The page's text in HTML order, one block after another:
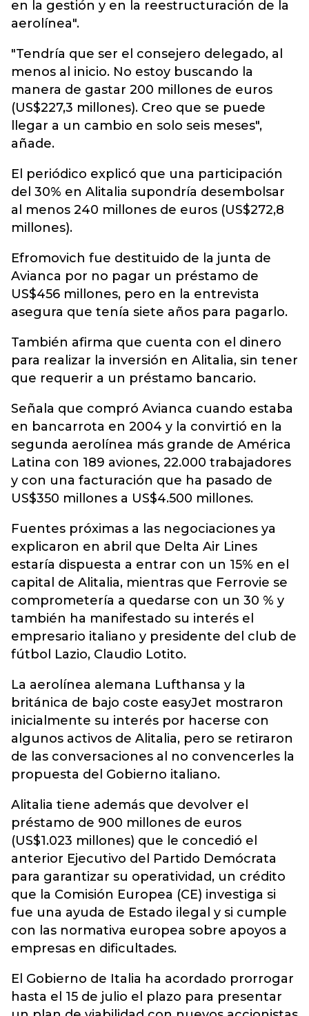
en la gestión y en la reestructuración de la
aerolínea".
"Tendría que ser el consejero delegado, al
menos al inicio. No estoy buscando la
manera de gastar 200 millones de euros
(US$227,3 millones). Creo que se puede
llegar a un cambio en solo seis meses",
añade.
El periódico explicó que una participación
del 30% en Alitalia supondría desembolsar
al menos 240 millones de euros (US$272,8
millones).
Efromovich fue destituido de la junta de
Avianca por no pagar un préstamo de
US$456 millones, pero en la entrevista
asegura que tenía siete años para pagarlo.
También afirma que cuenta con el dinero
para realizar la inversión en Alitalia, sin tener
que requerir a un préstamo bancario.
Señala que compró Avianca cuando estaba
en bancarrota en 2004 y la convirtió en la
segunda aerolínea más grande de América
Latina con 189 aviones, 22.000 trabajadores
y con una facturación que ha pasado de
US$350 millones a US$4.500 millones.
Fuentes próximas a las negociaciones ya
explicaron en abril que Delta Air Lines
estaría dispuesta a entrar con un 15% en el
capital de Alitalia, mientras que Ferrovie se
comprometería a quedarse con un 30 % y
también ha manifestado su interés el
empresario italiano y presidente del club de
fútbol Lazio, Claudio Lotito.
La aerolínea alemana Lufthansa y la
británica de bajo coste easyJet mostraron
inicialmente su interés por hacerse con
algunos activos de Alitalia, pero se retiraron
de las conversaciones al no convencerles la
propuesta del Gobierno italiano.
Alitalia tiene además que devolver el
préstamo de 900 millones de euros
(US$1.023 millones) que le concedió el
anterior Ejecutivo del Partido Demócrata
para garantizar su operatividad, un crédito
que la Comisión Europea (CE) investiga si
fue una ayuda de Estado ilegal y si cumple
con las normativa europea sobre apoyos a
empresas en dificultades.
El Gobierno de Italia ha acordado prorrogar
hasta el 15 de julio el plazo para presentar